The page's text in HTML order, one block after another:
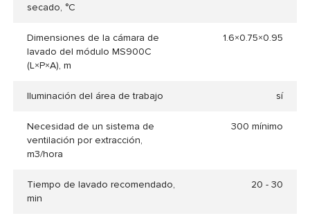
secado, °C
Dimensiones de la cámara de
lavado del módulo MS900C
(L×P×A), m
1.6×0.75×0.95
Iluminación del área de trabajo sí
Necesidad de un sistema de
ventilación por extracción,
m3/hora
300 mínimo
Tiempo de lavado recomendado,
min
20 - 30